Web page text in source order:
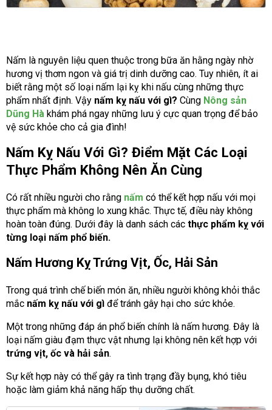
Nấm là nguyên liệu quen thuộc trong bữa ăn hằng ngày nhờ
hương vị thơm ngon và giá trị dinh dưỡng cao. Tuy nhiên, ít ai
biết rằng một số loại nấm lại kỵ khi nấu cùng những thực
phẩm nhất định. Vậy nấm kỵ nấu với gì? Cùng Nông sản
Dũng Hà khám phá ngay những lưu ý cực quan trọng để bảo
vệ sức khỏe cho cả gia đình!
Nấm Kỵ Nấu Với Gì? Điểm Mặt Các Loại
Thực Phẩm Không Nên Ăn Cùng
Có rất nhiều người cho rằng nấm có thể kết hợp nấu với mọi
thực phẩm mà không lo xung khắc. Thực tế, điều này không
hoàn toàn đúng. Dưới đây là danh sách các thực phẩm kỵ với
từng loại nấm phổ biến.
Nấm Hương Kỵ Trứng Vịt, Ốc, Hải Sản
Trong quá trình chế biến món ăn, nhiều người không khỏi thắc
mắc nấm kỵ nấu với gì để tránh gây hại cho sức khỏe.
Một trong những đáp án phổ biến chính là nấm hương. Đây là
loại nấm giàu đạm thực vật nhưng lại không nên kết hợp với
trứng vịt, ốc và hải sản.
Sự kết hợp này có thể gây ra tình trạng đầy bụng, khó tiêu
hoặc làm giảm khả năng hấp thụ dưỡng chất.